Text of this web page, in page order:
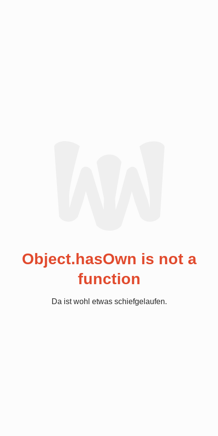
Object.hasOwn is not a
function
Da ist wohl etwas schiefgelaufen.